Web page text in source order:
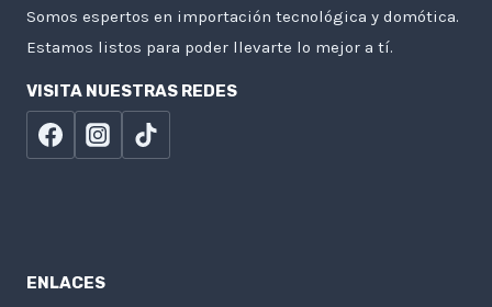
Somos espertos en importación tecnológica y domótica.
Estamos listos para poder llevarte lo mejor a tí.
VISITA NUESTRAS REDES
ENLACES